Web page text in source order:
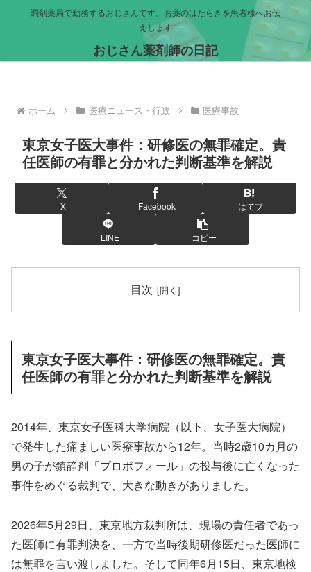
調剤薬局で勤務するおじさんです。お薬のはたらきを患者様へお伝
えします
おじさん薬剤師の日記
ホーム 医療ニュース・行政 医療事故
東京女子医大事件：研修医の無罪確定。責
任医師の有罪と分かれた判断基準を解説
X Facebook はてブ
LINE コピー
目次
東京女子医大事件：研修医の無罪確定。責
任医師の有罪と分かれた判断基準を解説
2014年、東京女子医科大学病院（以下、女子医大病院）
で発生した痛ましい医療事故から12年。当時2歳10カ月の
男の子が鎮静剤「プロポフォール」の投与後に亡くなった
事件をめぐる裁判で、大きな動きがありました。
2026年5月29日、東京地方裁判所は、現場の責任者であっ
た医師に有罪判決を、一方で当時後期研修医だった医師に
は無罪を言い渡しました。そして同年6月15日、東京地検